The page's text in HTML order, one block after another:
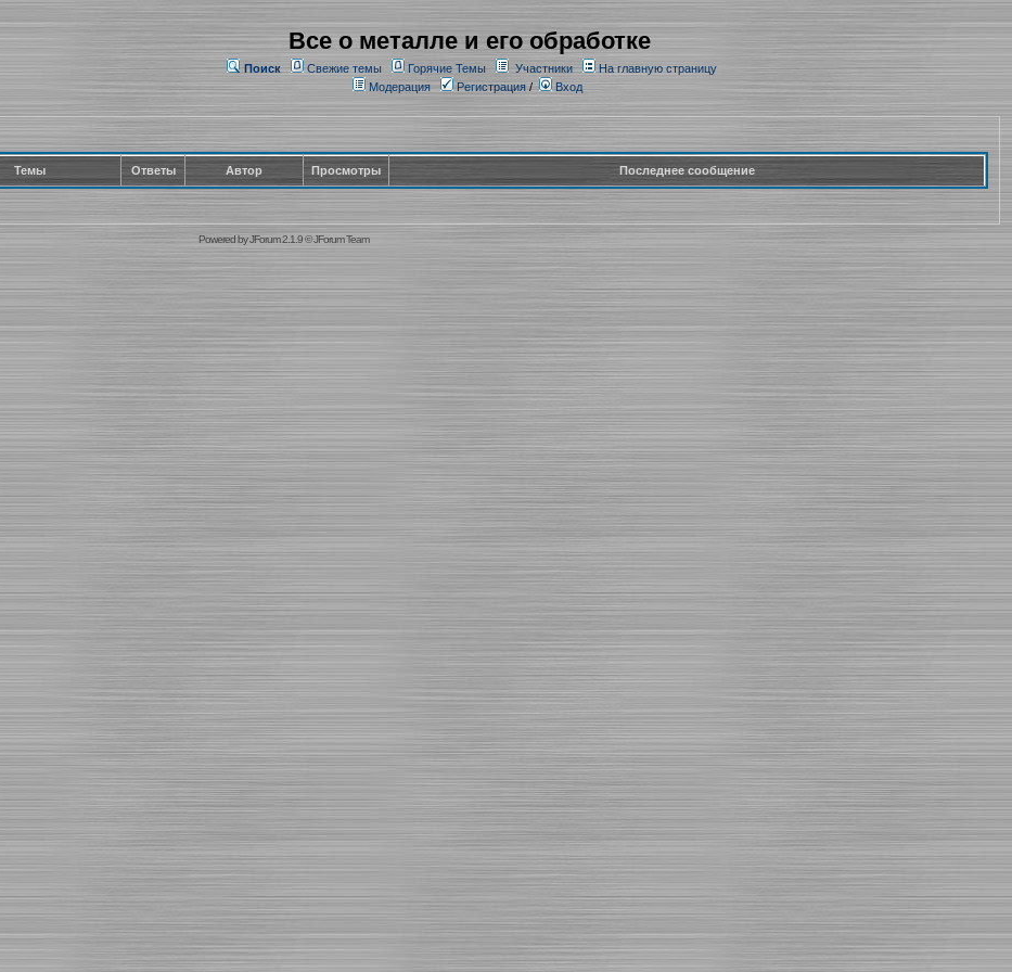
Все о металле и его обработке
Поиск Свежие темы Горячие Темы Участники
На главную страницу
Модерация
Регистрация/ Вход
Темы Ответы Автор Просмотры Последнее сообщение
Powered byJForum 2.1.9©JForum Team